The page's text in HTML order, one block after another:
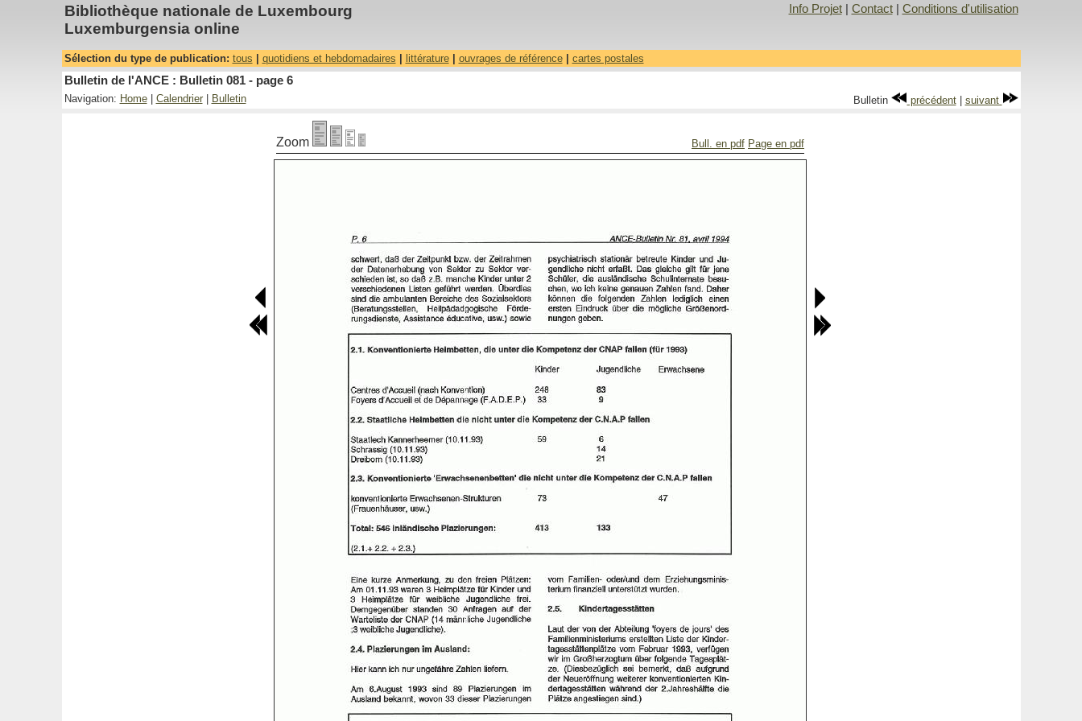
Bibliothèque nationale de Luxembourg
Luxemburgensia online
Info Projet| Contact| Conditions d'utilisation
Sélection du type de publication: tous quotidiens et hebdomadaires littérature| ouvrages de référence| cartes postales
Bulletin de l'ANCE : Bulletin 081 - page 6
Navigation: Home| Calendrier| Bulletin Bulletin précédent| suivant
Zoom Bull. en pdf Page en pdf